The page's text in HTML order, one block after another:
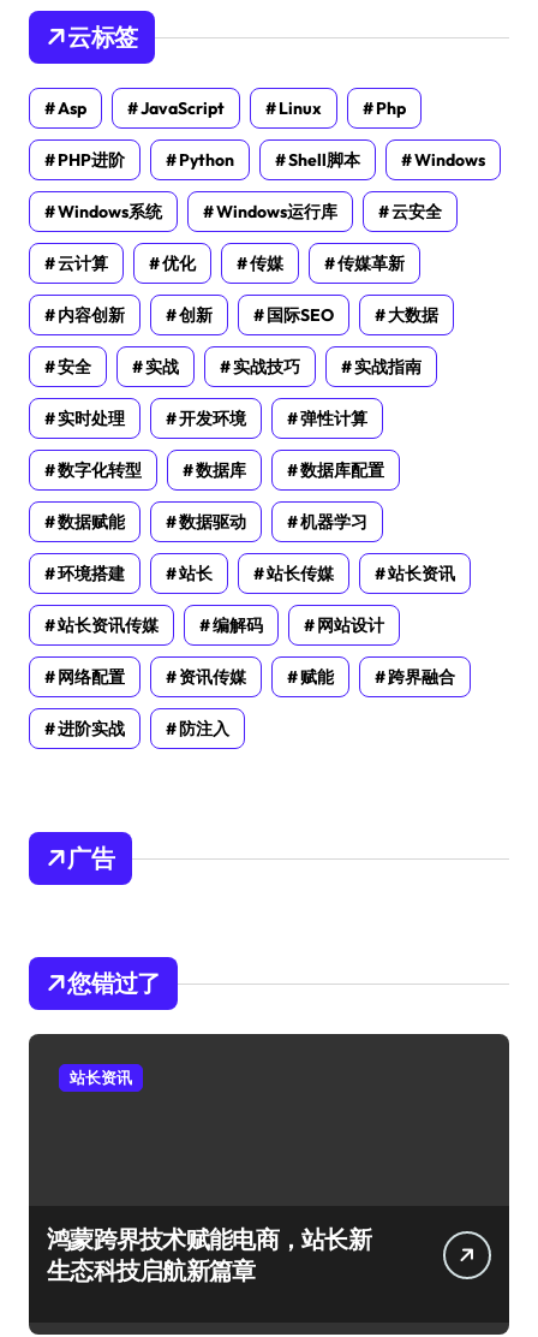
云标签
Asp JavaScript Linux Php
PHP进阶 Python Shell脚本 Windows
Windows系统 Windows运行库 云安全
云计算 优化 传媒 传媒革新
内容创新 创新 国际SEO 大数据
安全 实战 实战技巧 实战指南
实时处理 开发环境 弹性计算
数字化转型 数据库 数据库配置
数据赋能 数据驱动 机器学习
环境搭建 站长 站长传媒 站长资讯
站长资讯传媒 编解码 网站设计
网络配置 资讯传媒 赋能 跨界融合
进阶实战 防注入
广告
您错过了
站长资讯
鸿蒙跨界技术赋能电商，站长新
生态科技启航新篇章